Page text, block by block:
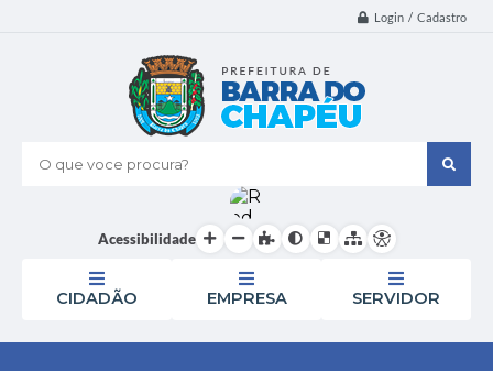
Login / Cadastro
O que voce procura?
Acessibilidade
CIDADÃO EMPRESA SERVIDOR